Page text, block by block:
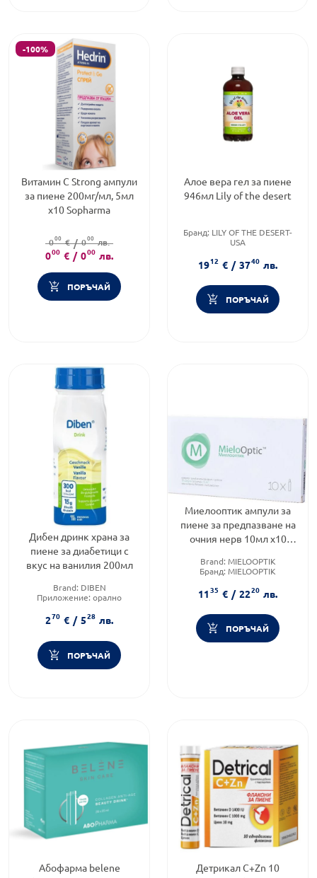
-100%
Витамин С Strong ампули
за пиене 200мг/мл, 5мл
х10 Sopharma
000 € / 000 лв.
000 € / 000 лв.
ПОРЪЧАЙ
Алое вера гел за пиене
946мл Lily of the desert
Бранд: LILY OF THE DESERT-
USA
Форма на продукта:гел
1912 € / 3740 лв.
ПОРЪЧАЙ
Дибен дринк храна за
пиене за диабетици с
вкус на ванилия 200мл
Brand: DIBEN
Приложение: орално
270 € / 528 лв.
ПОРЪЧАЙ
Миелооптик ампули за
пиене за предпазване на
очния нерв 10мл х10
Brand: MIELOOPTIK
Бранд: MIELOOPTIK
1135 € / 2220 лв.
ПОРЪЧАЙ
Абофарма belene
Детрикал C+Zn 10